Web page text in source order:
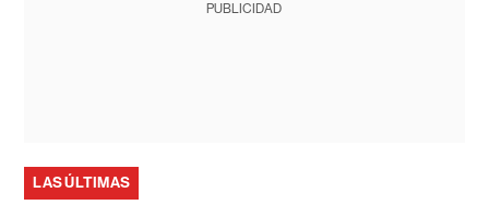
PUBLICIDAD
LAS ÚLTIMAS